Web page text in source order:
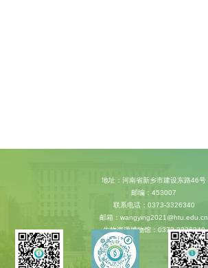
地址：河南省新乡市建设东路46号
邮编：453007
联系电话：0373-3326340
邮箱：wangying2021@htu.edu.cn
生物资源博物馆：0373-3326340